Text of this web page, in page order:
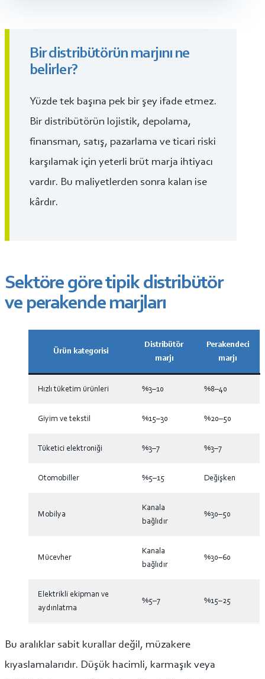
Bir distribütörün marjını ne
belirler?
Yüzde tek başına pek bir şey ifade etmez.
Bir distribütörün lojistik, depolama,
finansman, satış, pazarlama ve ticari riski
karşılamak için yeterli brüt marja ihtiyacı
vardır. Bu maliyetlerden sonra kalan ise
kârdır.
Sektöre göre tipik distribütör
ve perakende marjları
Ürün kategorisi
Distribütör
marjı
Perakendeci
marjı
Hızlı tüketim ürünleri %3–10 %8–40
Giyim ve tekstil %15–30 %20–50
Tüketici elektroniği %3–7 %3–7
Otomobiller %5–15 Değişken
Mobilya
Kanala
bağlıdır
%30–50
Mücevher
Kanala
bağlıdır
%30–60
Elektrikli ekipman ve
aydınlatma
%5–7 %15–25
Bu aralıklar sabit kurallar değil, müzakere
kıyaslamalarıdır. Düşük hacimli, karmaşık veya